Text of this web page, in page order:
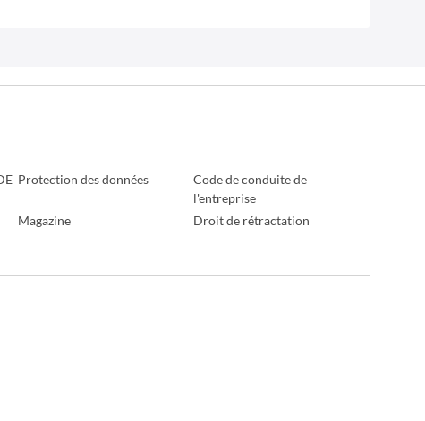
Protection des données
Code de conduite de
l'entreprise
Magazine
Droit de rétractation